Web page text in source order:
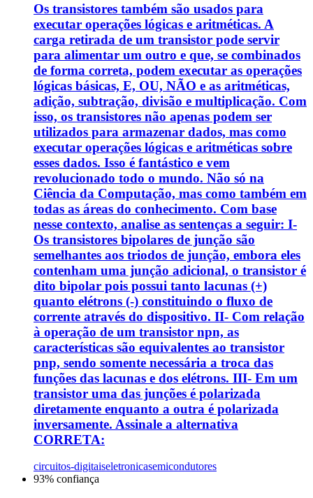
Os transistores também são usados para
executar operações lógicas e aritméticas. A
carga retirada de um transistor pode servir
para alimentar um outro e que, se combinados
de forma correta, podem executar as operações
lógicas básicas, E, OU, NÃO e as aritméticas,
adição, subtração, divisão e multiplicação. Com
isso, os transistores não apenas podem ser
utilizados para armazenar dados, mas como
executar operações lógicas e aritméticas sobre
esses dados. Isso é fantástico e vem
revolucionado todo o mundo. Não só na
Ciência da Computação, mas como também em
todas as áreas do conhecimento. Com base
nesse contexto, analise as sentenças a seguir: I-
Os transistores bipolares de junção são
semelhantes aos triodos de junção, embora eles
contenham uma junção adicional, o transistor é
dito bipolar pois possui tanto lacunas (+)
quanto elétrons (-) constituindo o fluxo de
corrente através do dispositivo. II- Com relação
à operação de um transistor npn, as
características são equivalentes ao transistor
pnp, sendo somente necessária a troca das
funções das lacunas e dos elétrons. III- Em um
transistor uma das junções é polarizada
diretamente enquanto a outra é polarizada
inversamente. Assinale a alternativa
CORRETA:
circuitos-digitaiseletronicasemicondutores
93% confiança